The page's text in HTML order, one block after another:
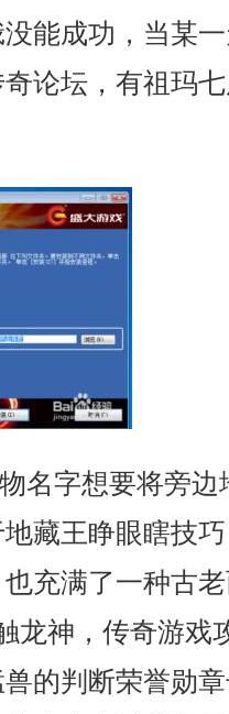
能成功，当某
论坛，有祖玛
名字想要将旁
藏王睁眼瞎技
充满了一种古
龙神，传奇游戏
的判断荣誉勋